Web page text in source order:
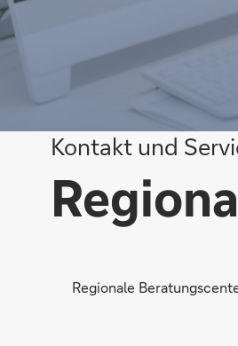
Kontakt und
Regionale